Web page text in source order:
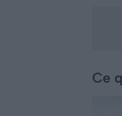
Ce